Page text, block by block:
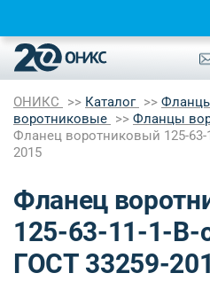
ОНИКС Каталог
воротниковые
Фланцы
Фланец воротниковый 125-63-
2015
Фланец
125-63-11-1-B-
ГОСТ 33259-